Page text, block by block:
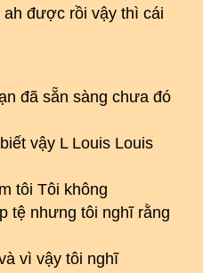
được rồi vậy thì cái
đã sẵn sàng chưa đó
vậy L Louis Louis
tôi Tôi không
tệ nhưng tôi nghĩ rằng
vì vậy tôi nghĩ